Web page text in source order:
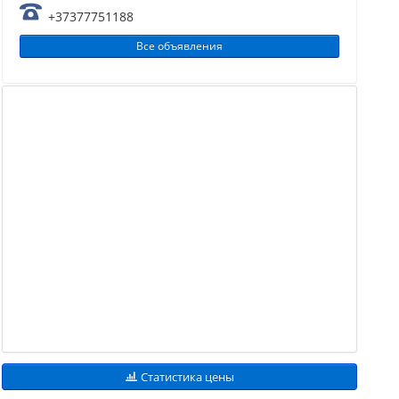
+37377751188
Все объявления
Статистика цены